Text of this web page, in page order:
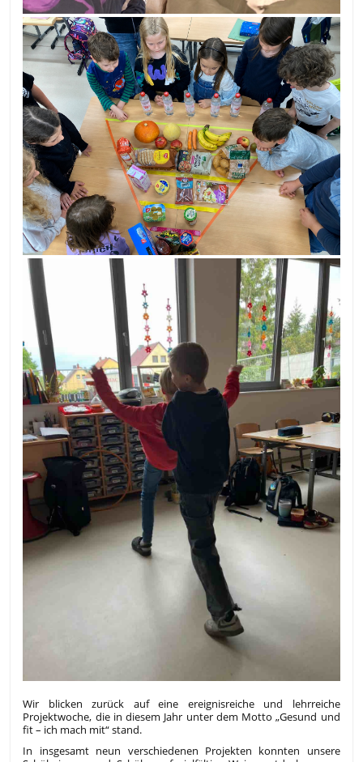
Wir blicken zurück auf eine ereignisreiche und lehrreiche
Projektwoche, die in diesem Jahr unter dem Motto „Gesund und
fit – ich mach mit“ stand.
In insgesamt neun verschiedenen Projekten konnten unsere